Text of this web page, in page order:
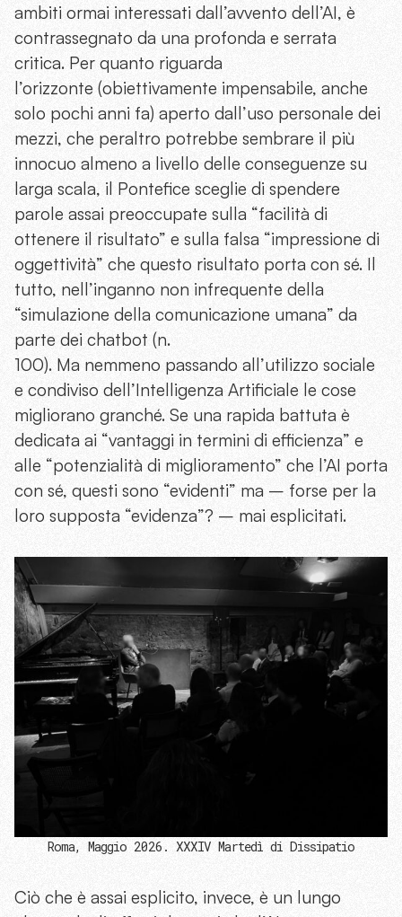
ambiti ormai interessati dall’avvento dell’AI, è
contrassegnato da una profonda e serrata
critica. Per quanto riguarda
l’orizzonte (obiettivamente impensabile, anche
solo pochi anni fa) aperto dall’uso personale dei
mezzi, che peraltro potrebbe sembrare il più
innocuo almeno a livello delle conseguenze su
larga scala, il Pontefice sceglie di spendere
parole assai preoccupate sulla “facilità di
ottenere il risultato” e sulla falsa “impressione di
oggettività” che questo risultato porta con sé. Il
tutto, nell’inganno non infrequente della
“simulazione della comunicazione umana” da
parte dei chatbot (n.
100). Ma nemmeno passando all’utilizzo sociale
e condiviso dell’Intelligenza Artificiale le cose
migliorano granché. Se una rapida battuta è
dedicata ai “vantaggi in termini di efficienza” e
alle “potenzialità di miglioramento” che l’AI porta
con sé, questi sono “evidenti” ma – forse per la
loro supposta “evidenza”? – mai esplicitati.
Roma, Maggio 2026. XXXIV Martedì di Dissipatio
Ciò che è assai esplicito, invece, è un lungo